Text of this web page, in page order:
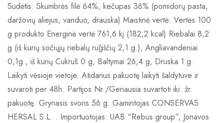
Sudėtis: Skumbrės filė 64%, kečupas 36% (pomidorų pasta,
daržovių aliejus, vanduo, drauska) Maistinė vertė: Vertės 100
g produkto Energinė vertė 761,6 kj (182,2 kcal) Riebalai 8,2
g (iš kurių sočiųjų riebalų rūgščių 2,1 g.), Angliavandeniai
0,1g., iš kurių Cukrūs 0 g, Baltymai 26,4 g, Druska 1 g.
Laikyti vėsioje vietoje. Atidarius pakuotę laikyti šaldytuve ir
suvaroti per 48h. Partijos Nr./Geriausia suvartoti iki: žr.
pakuotę. Grynasis svoris 56 g. Gamintojas CONSERVAS
HERSAL S.L. . Importuotojas: UAB “Rebus group”, Jonavos